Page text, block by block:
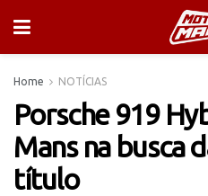
Home NOTÍCIAS
Porsche 919
Mans na busca
título